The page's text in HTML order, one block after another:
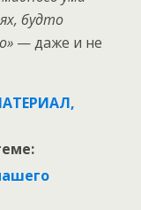
будто
— даже и не